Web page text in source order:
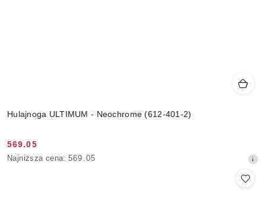
Hulajnoga ULTIMUM - Neochrome (612-401-2)
Cena
promocyjna:
569.05
Najniższa
Najniższa cena: 569.05